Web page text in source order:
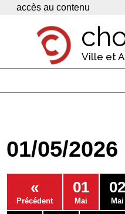
Panneau de gestion des cookies
accès au contenu
Ville et
Economie
Services
Contacts
01/05/
«
Précédent
01
Mai
02
Mai